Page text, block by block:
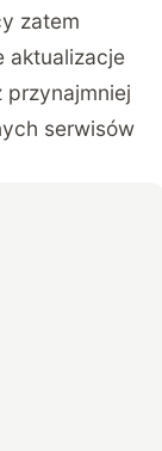
zatem
aktualizacje
przynajmniej
serwisów